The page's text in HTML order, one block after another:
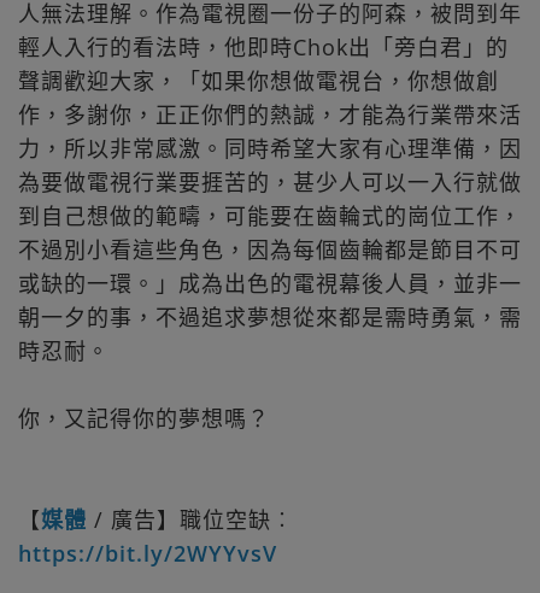
人無法理解。作為電視圈一份子的阿森，被問到年
輕人入行的看法時，他即時Chok出「旁白君」的
聲調歡迎大家，「如果你想做電視台，你想做創
作，多謝你，正正你們的熱誠，才能為行業帶來活
力，所以非常感激。同時希望大家有心理準備，因
為要做電視行業要捱苦的，甚少人可以一入行就做
到自己想做的範疇，可能要在齒輪式的崗位工作，
不過別小看這些角色，因為每個齒輪都是節目不可
或缺的一環。」成為出色的電視幕後人員，並非一
朝一夕的事，不過追求夢想從來都是需時勇氣，需
時忍耐。
你，又記得你的夢想嗎？
【媒體 / 廣告】職位空缺︰
https://bit.ly/2WYYvsV